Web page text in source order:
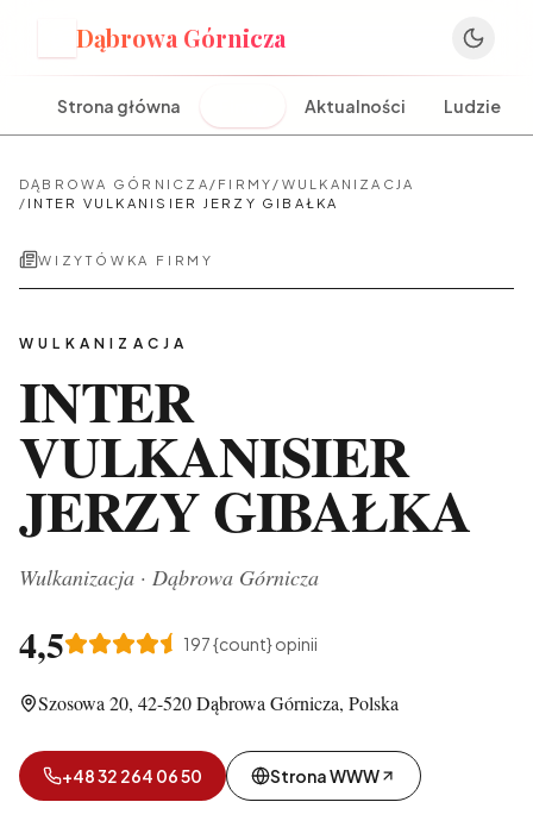
Dąbrowa Górnicza
Strona główna Aktualności Ludzie
DĄBROWA GÓRNICZA / FIRMY / WULKANIZACJA
/ INTER VULKANISIER JERZY GIBAŁKA
WIZYTÓWKA FIRMY
WULKANIZACJA
INTER
VULKANISIER
JERZY GIBAŁKA
Wulkanizacja · Dąbrowa Górnicza
4,5 197{count} opinii
Szosowa 20, 42-520 Dąbrowa Górnicza, Polska
+48 32 264 06 50 Strona WWW